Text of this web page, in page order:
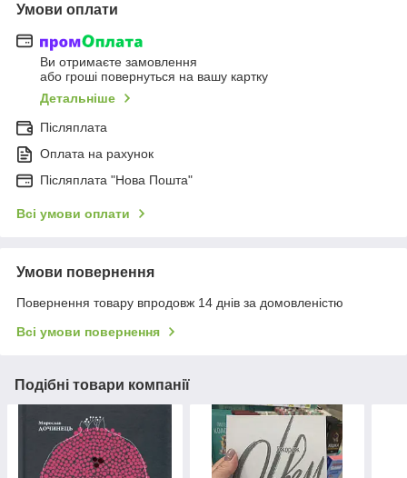
Умови оплати
Ви отримаєте замовлення
або гроші повернуться на вашу картку
Детальніше
Післяплата
Оплата на рахунок
Післяплата "Нова Пошта"
Всі умови оплати
Умови повернення
Повернення товару впродовж 14 днів за домовленістю
Всі умови повернення
Подібні товари компанії